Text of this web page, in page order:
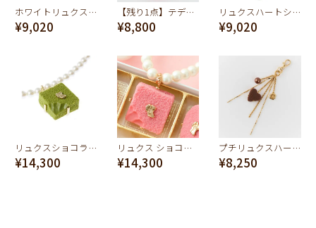
ホワイトリュクスショコラ バッグチャーム
¥9,020
【残り1点】テディベアグミ バッグチャーム(ストロベリー)
¥8,800
リュクスハートショコラキーホルダー
¥9,020
リュクスショコラパール ネックレス
¥14,300
リュクス ショコラ パール ネックレス(ピンク)
¥14,300
プチリュクスハートショコラ バッグチャーム
¥8,250